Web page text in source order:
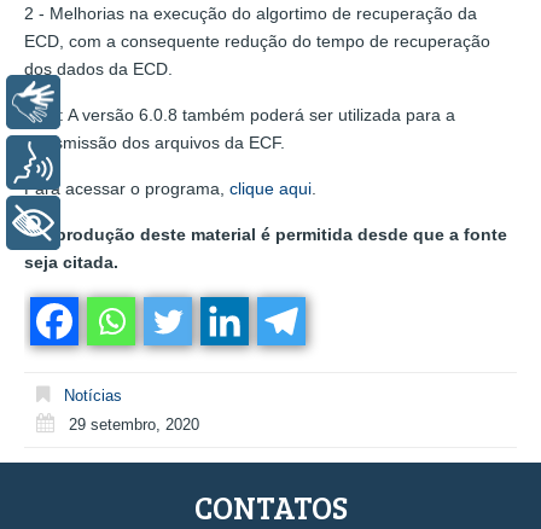
2 - Melhorias na execução do algortimo de recuperação da
ECD, com a consequente redução do tempo de recuperação
dos dados da ECD.
OBS: A versão 6.0.8 também poderá ser utilizada para a
transmissão dos arquivos da ECF.
Para acessar o programa, clique aqui
A reprodução deste material é permitida desde que a fonte
seja citada.
Notícias
29 setembro, 2020
CONTATOS